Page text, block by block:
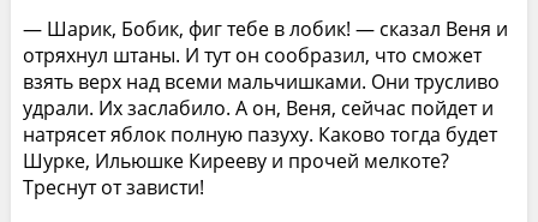
— Шарик, Бобик, фиг тебе в лобик! — сказал Веня и
отряхнул штаны. И тут он сообразил, что сможет
взять верх над всеми мальчишками. Они трусливо
удрали. Их заслабило. А он, Веня, сейчас пойдет и
натрясет яблок полную пазуху. Каково тогда будет
Шурке, Ильюшке Кирееву и прочей мелкоте?
Треснут от зависти!